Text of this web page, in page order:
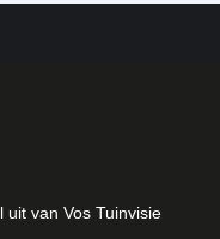
van Vos Tuinvisie